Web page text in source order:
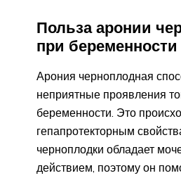
Польза аронии
при беременности
Арония черноплодная
неприятные проявления
беременности. Это
гепапротекторным
черноплодки обладает
действием, поэтому он